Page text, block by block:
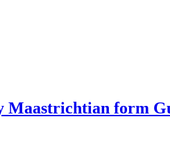
Maastrichtian form